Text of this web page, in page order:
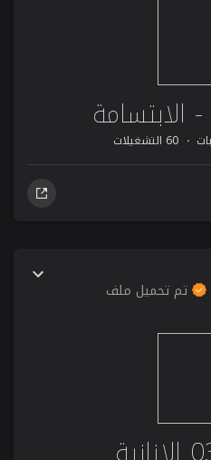
60 التشغيلات
تم تحميل ملف